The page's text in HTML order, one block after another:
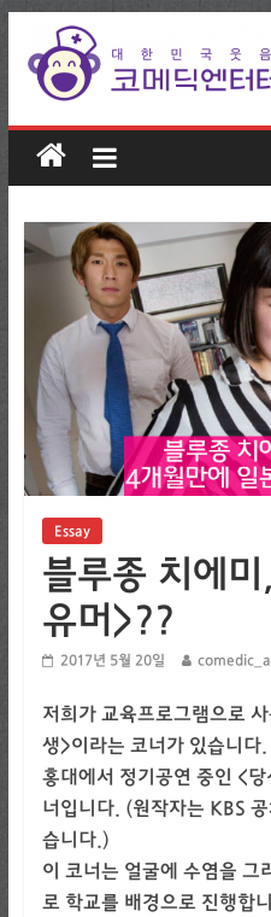
Essay
블루종 치에
유머>??
2017년 5월 20일
저희가 교육프로그램으로
생>이라는 코너가 있습니다.
홍대에서 정기공연 중인 <
너입니다. (원작자는 KBS
습니다.)
이 코너는 얼굴에 수염을 그
로 학교를 배경으로 진행합